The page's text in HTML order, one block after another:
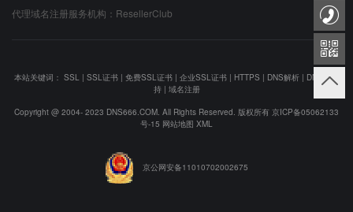
代理域名注册服务机构：ResellerClub
本站关键词： SSL | SSL证书 | 免费SSL证书 | 企业SSL证书 | HTTPS | DNS解析 | DNS防劫
持| 域名注册
Copyright @ 2004- 2023 DNS666.COM. All Rights Reserved. 版权所有 京ICP备05062133
号-15 网站地图 XML
京公网安备11010702002675